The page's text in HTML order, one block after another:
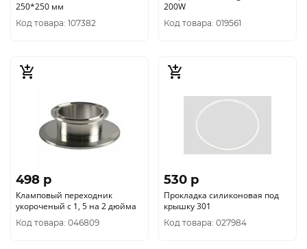
250*250 мм
Код товара: 107382
200W
Код товара: 019561
498 p
Кламповый переходник
укороченый с 1, 5 на 2 дюйма
Код товара: 046809
530 p
Прокладка силиконовая под
крышку 301
Код товара: 027984